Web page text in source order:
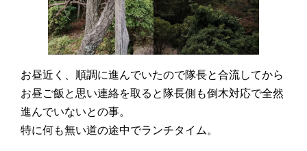
お昼近く、順調に進んでいたので隊長と合流してから
お昼ご飯と思い連絡を取ると隊長側も倒木対応で全然
進んでいないとの事。
特に何も無い道の途中でランチタイム。